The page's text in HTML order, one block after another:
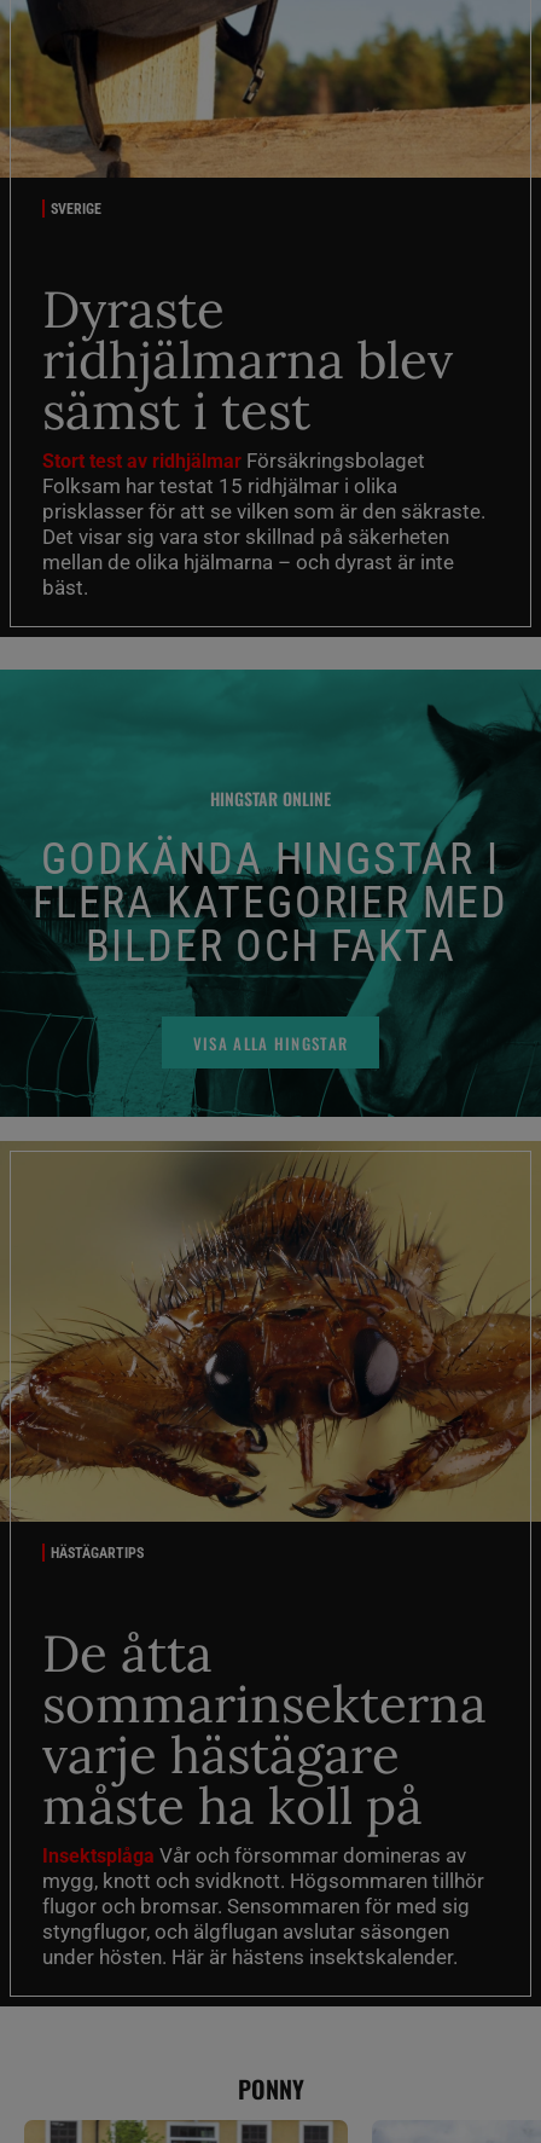
SVERIGE
Dyraste
ridhjälmarna blev
sämst i test
Stort test av ridhjälmar Försäkringsbolaget
Folksam har testat 15 ridhjälmar i olika
prisklasser för att se vilken som är den säkraste.
Det visar sig vara stor skillnad på säkerheten
mellan de olika hjälmarna – och dyrast är inte
bäst.
HINGSTAR ONLINE
GODKÄNDA HINGSTAR I
FLERA KATEGORIER MED
BILDER OCH FAKTA
VISA ALLA HINGSTAR
HÄSTÄGARTIPS
De åtta
sommarinsekterna
varje hästägare
måste ha koll på
Insektsplåga Vår och försommar domineras av
mygg, knott och svidknott. Högsommaren tillhör
flugor och bromsar. Sensommaren för med sig
styngflugor, och älgflugan avslutar säsongen
under hösten. Här är hästens insektskalender.
PONNY